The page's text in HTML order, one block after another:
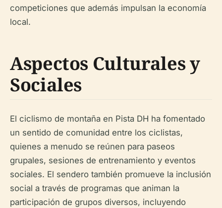
competiciones que además impulsan la economía
local.
Aspectos Culturales y
Sociales
El ciclismo de montaña en Pista DH ha fomentado
un sentido de comunidad entre los ciclistas,
quienes a menudo se reúnen para paseos
grupales, sesiones de entrenamiento y eventos
sociales. El sendero también promueve la inclusión
social a través de programas que animan la
participación de grupos diversos, incluyendo